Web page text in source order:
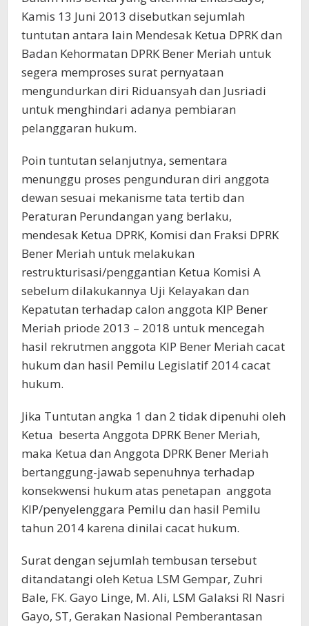
Kamis 13 Juni 2013 disebutkan sejumlah
tuntutan antara lain Mendesak Ketua DPRK dan
Badan Kehormatan DPRK Bener Meriah untuk
segera memproses surat pernyataan
mengundurkan diri Riduansyah dan Jusriadi
untuk menghindari adanya pembiaran
pelanggaran hukum.
Poin tuntutan selanjutnya, sementara
menunggu proses pengunduran diri anggota
dewan sesuai mekanisme tata tertib dan
Peraturan Perundangan yang berlaku,
mendesak Ketua DPRK, Komisi dan Fraksi DPRK
Bener Meriah untuk melakukan
restrukturisasi/penggantian Ketua Komisi A
sebelum dilakukannya Uji Kelayakan dan
Kepatutan terhadap calon anggota KIP Bener
Meriah priode 2013 – 2018 untuk mencegah
hasil rekrutmen anggota KIP Bener Meriah cacat
hukum dan hasil Pemilu Legislatif 2014 cacat
hukum.
Jika Tuntutan angka 1 dan 2 tidak dipenuhi oleh
Ketua beserta Anggota DPRK Bener Meriah,
maka Ketua dan Anggota DPRK Bener Meriah
bertanggung-jawab sepenuhnya terhadap
konsekwensi hukum atas penetapan anggota
KIP/penyelenggara Pemilu dan hasil Pemilu
tahun 2014 karena dinilai cacat hukum.
Surat dengan sejumlah tembusan tersebut
ditandatangi oleh Ketua LSM Gempar, Zuhri
Bale, FK. Gayo Linge, M. Ali, LSM Galaksi RI Nasri
Gayo, ST, Gerakan Nasional Pemberantasan